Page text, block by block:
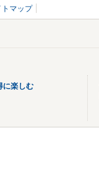
トマップ
に楽しむ